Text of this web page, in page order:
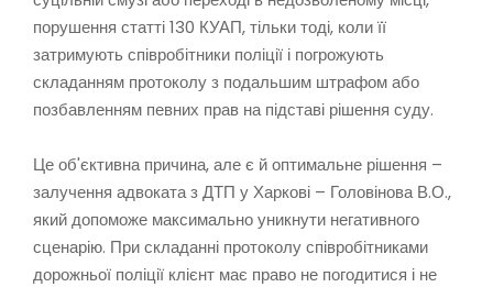
порушення статті 130 КУАП, тільки тоді, коли її
затримують співробітники поліції і погрожують
складанням протоколу з подальшим штрафом або
позбавленням певних прав на підставі рішення суду.
Це об'єктивна причина, але є й оптимальне рішення –
залучення адвоката з ДТП у Харкові – Головінова В.О.,
який допоможе максимально уникнути негативного
сценарію. При складанні протоколу співробітниками
дорожньої поліції клієнт має право не погодитися і не